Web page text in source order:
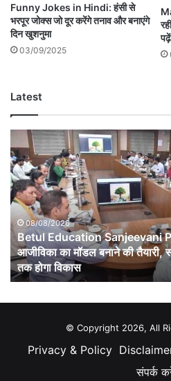
Funny Jokes in Hindi: हंसी से
भरपूर जोक्स जो दूर करेंगे तनाव और बनाएंगे
दिन खुशनुमा
03/09/2025
Latest
Betul
Education
Sanjeevani
Project:
बैतूल
को
शिक्षा
और
आजीविका
का
मॉडल
08/08/2026
Betul Education Sanjeevani
आजीविका का मॉडल बनाने की तैयारी,
तक होगा विकास
© Copyright 2026, All
Privacy & Policy
संपर्क